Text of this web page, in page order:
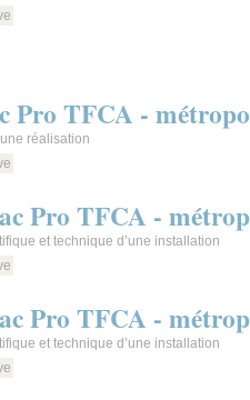
Pro TFCA -
réalisation
Pro TFCA -
et technique d’une installation
Pro TFCA -
et technique d’une installation